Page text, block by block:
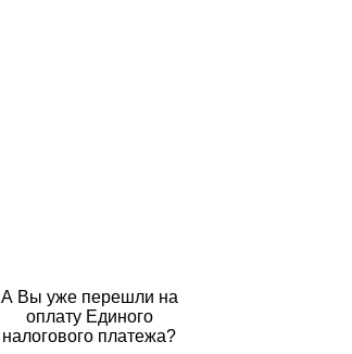
А Вы уже перешли на
оплату Единого
налогового платежа?